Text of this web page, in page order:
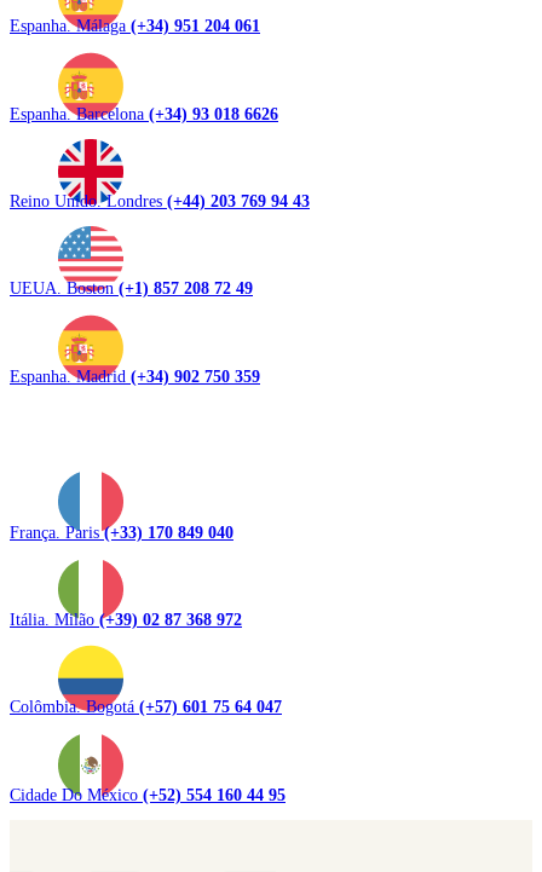
Espanha. Málaga (+34) 951 204 061
Espanha. Barcelona (+34) 93 018 6626
Reino Unido. Londres (+44) 203 769 94 43
UEUA. Boston(+1) 857 208 72 49
Espanha. Madrid (+34) 902 750 359
França. Paris(+33) 170 849 040
Itália. Milão (+39) 02 87 368 972
Colômbia. Bogotá (+57) 601 75 64 047
Cidade Do México (+52) 554 160 44 95